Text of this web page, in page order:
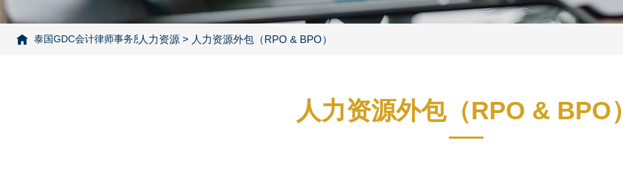
泰国GDC会计律师事务所> 人力资源外包(RPO & BPO)
人力资源 > 人力资源外包（RPO & BPO）
人力资源外包（RPO & BPO）